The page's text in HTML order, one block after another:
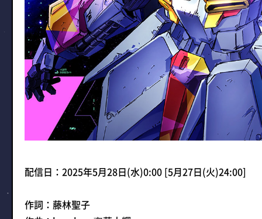
配信日：2025年5月28日(水)0:00 [5月27日(火)24:00]
作詞：藤林聖子